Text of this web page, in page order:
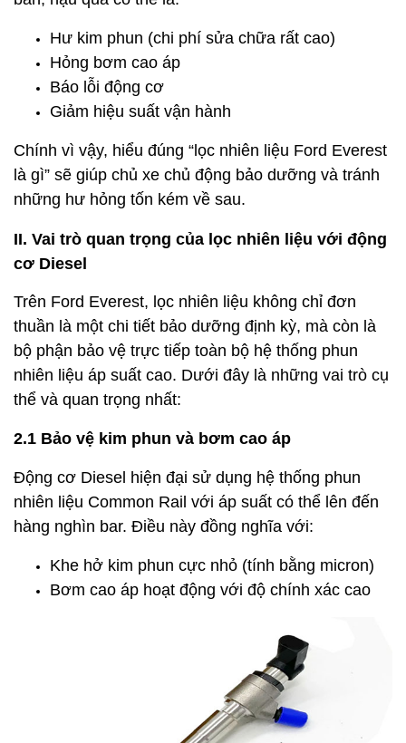
Hư kim phun (chi phí sửa chữa rất cao)
Hỏng bơm cao áp
Báo lỗi động cơ
Giảm hiệu suất vận hành
Chính vì vậy, hiểu đúng “lọc nhiên liệu Ford Everest
là gì” sẽ giúp chủ xe chủ động bảo dưỡng và tránh
những hư hỏng tốn kém về sau.
II. Vai trò quan trọng của lọc nhiên liệu với động
cơ Diesel
Trên Ford Everest, lọc nhiên liệu không chỉ đơn
thuần là một chi tiết bảo dưỡng định kỳ, mà còn là
bộ phận bảo vệ trực tiếp toàn bộ hệ thống phun
nhiên liệu áp suất cao. Dưới đây là những vai trò cụ
thể và quan trọng nhất:
2.1 Bảo vệ kim phun và bơm cao áp
Động cơ Diesel hiện đại sử dụng hệ thống phun
nhiên liệu Common Rail với áp suất có thể lên đến
hàng nghìn bar. Điều này đồng nghĩa với:
Khe hở kim phun cực nhỏ (tính bằng micron)
Bơm cao áp hoạt động với độ chính xác cao